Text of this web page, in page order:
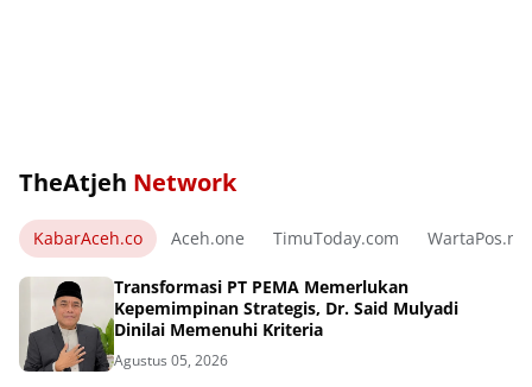
TheAtjeh Network
KabarAceh.co Aceh.one TimuToday.com WartaPos.net
Transformasi PT PEMA Memerlukan
Kepemimpinan Strategis, Dr. Said Mulyadi
Dinilai Memenuhi Kriteria
Agustus 05, 2026